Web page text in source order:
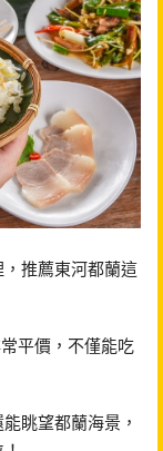
推薦東河都蘭這
平價，不僅能吃
眺望都蘭海景，